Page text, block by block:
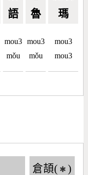
語
魯
瑪
mou3
mǒu
mou3
mǒu
mou3
mou3
倉頡( ✱ )